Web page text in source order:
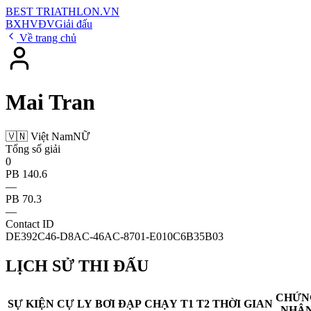
BEST TRIATHLON.VN
BXHVĐVGiải đấu
Về trang chủ
Mai Tran
🇻🇳 Việt NamNỮ
Tổng số giải
0
PB 140.6
—
PB 70.3
—
Contact ID
DE392C46-D8AC-46AC-8701-E010C6B35B03
LỊCH SỬ THI ĐẤU
SỰ KIỆN CỰ LY BƠI ĐẠP CHẠY T1 T2 THỜI GIAN